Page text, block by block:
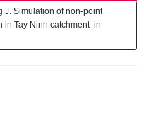
J. Simulation of non-point
in Tay Ninh catchment in